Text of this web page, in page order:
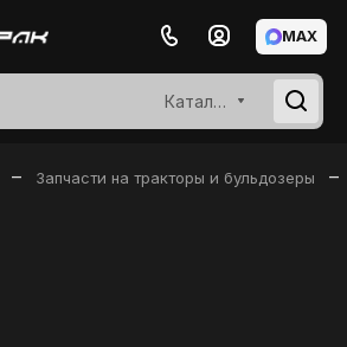
Каталог
MAX
– Запчасти на тракторы и бульдозеры –